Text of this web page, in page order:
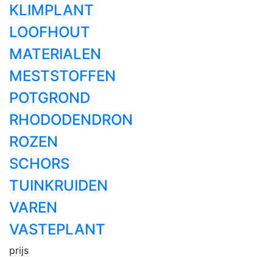
KLIMPLANT
LOOFHOUT
MATERIALEN
MESTSTOFFEN
POTGROND
RHODODENDRON
ROZEN
SCHORS
TUINKRUIDEN
VAREN
VASTEPLANT
prijs